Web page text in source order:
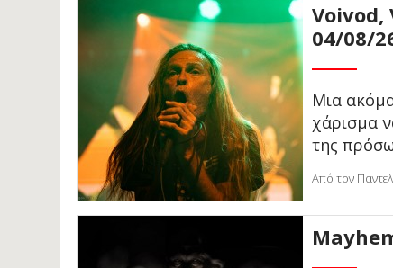
Voivod,
04/08/
Μια
χάρισμα
της
Από τον